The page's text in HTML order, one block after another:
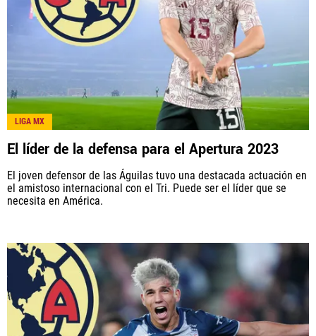
LIGA MX
El líder de la defensa para el Apertura 2023
El joven defensor de las Águilas tuvo una destacada actuación en
el amistoso internacional con el Tri. Puede ser el líder que se
necesita en América.